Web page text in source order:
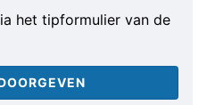
het tipformulier van de